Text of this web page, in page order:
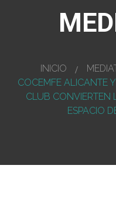
INICIO
COCEMFE ALICANTE
CLUB CONVIERTEN
ESPACIO